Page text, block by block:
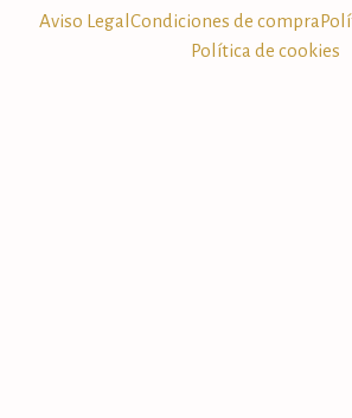
Aviso Legal Condiciones de compra
Política de cookies